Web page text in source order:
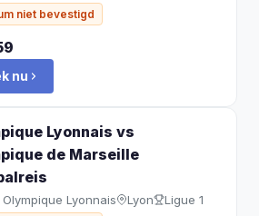
niet bevestigd
nu
Lyonnais vs
de Marseille
Lyonnais Lyon Ligue 1